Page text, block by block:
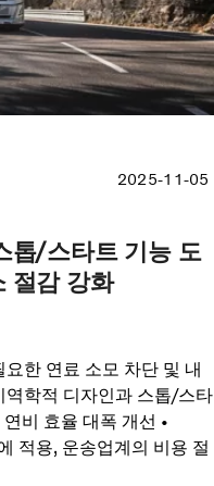
2025-11-05
톱/스타트 기능 도
절감 강화
한 연료 소모 차단 및 내
비 효율 대폭 개선 •
적용, 운송업계의 비용 절